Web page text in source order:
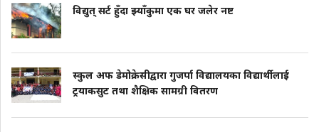
विद्युत् सर्ट हुँदा झ्याँकुमा एक घर जलेर नष्ट
स्कुल अफ डेमोक्रेसीद्वारा गुजर्पा विद्यालयका विद्यार्थीलाई
ट्रयाकसुट तथा शैक्षिक सामग्री वितरण